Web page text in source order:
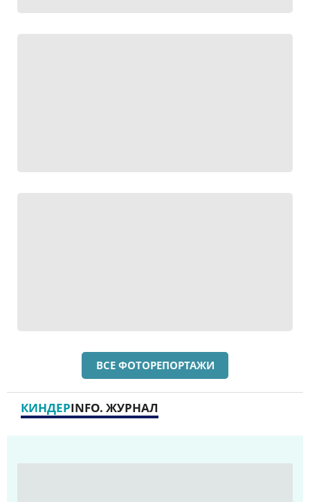
ВСЕ ФОТОРЕПОРТАЖИ
КИНДЕРINFO. ЖУРНАЛ